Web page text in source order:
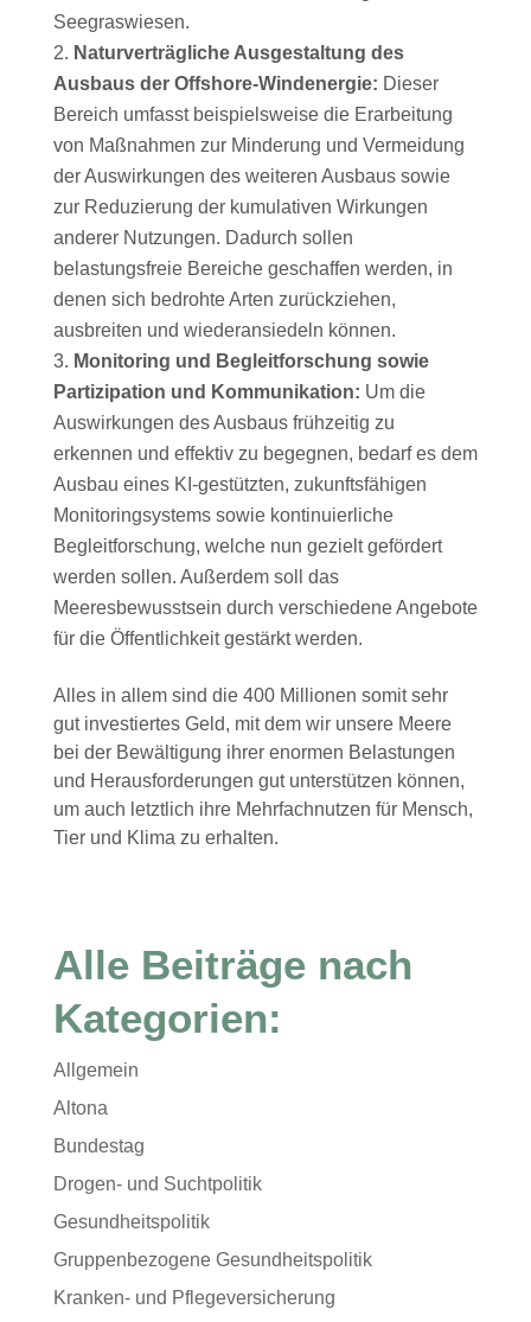
Seegraswiesen.
Naturverträgliche Ausgestaltung des
Ausbaus der Offshore-Windenergie: Dieser
Bereich umfasst beispielsweise die Erarbeitung
von Maßnahmen zur Minderung und Vermeidung
der Auswirkungen des weiteren Ausbaus sowie
zur Reduzierung der kumulativen Wirkungen
anderer Nutzungen. Dadurch sollen
belastungsfreie Bereiche geschaffen werden, in
denen sich bedrohte Arten zurückziehen,
ausbreiten und wiederansiedeln können.
Monitoring und Begleitforschung sowie
Partizipation und Kommunikation: Um die
Auswirkungen des Ausbaus frühzeitig zu
erkennen und effektiv zu begegnen, bedarf es dem
Ausbau eines KI-gestützten, zukunftsfähigen
Monitoringsystems sowie kontinuierliche
Begleitforschung, welche nun gezielt gefördert
werden sollen. Außerdem soll das
Meeresbewusstsein durch verschiedene Angebote
für die Öffentlichkeit gestärkt werden.
Alles in allem sind die 400 Millionen somit sehr
gut investiertes Geld, mit dem wir unsere Meere
bei der Bewältigung ihrer enormen Belastungen
und Herausforderungen gut unterstützen können,
um auch letztlich ihre Mehrfachnutzen für Mensch,
Tier und Klima zu erhalten.
Alle Beiträge nach
Kategorien:
Allgemein
Altona
Bundestag
Drogen- und Suchtpolitik
Gesundheitspolitik
Gruppenbezogene Gesundheitspolitik
Kranken- und Pflegeversicherung